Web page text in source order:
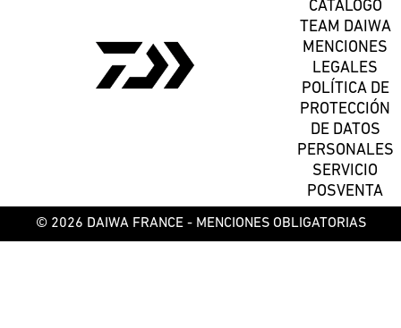
CATÁLOGO
TEAM DAIWA
MENCIONES
LEGALES
POLÍTICA DE
PROTECCIÓN
DE DATOS
PERSONALES
SERVICIO
POSVENTA
© 2026 DAIWA FRANCE - MENCIONES OBLIGATORIAS